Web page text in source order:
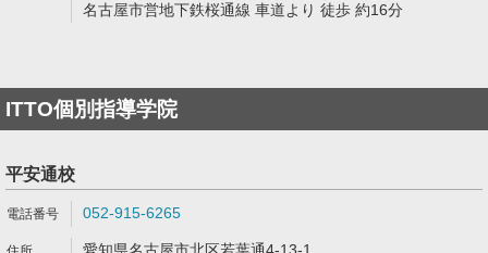
名古屋市営地下鉄桜通線 車道より 徒歩 約16分
ITTO個別指導学院
平安通校
052-915-6265